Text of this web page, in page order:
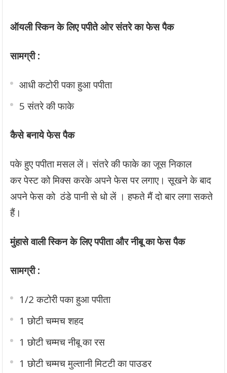
ऑयली स्किन के लिएपपीतेओर संतरे का फेस पैक
सामग्री :
आधी कटोरी पका हुआ पपीता
5 संतरे की फाके
कैसे बनाये फेस पैक
पके हुए पपीता मसल लें। संतरे की फाके का जूस निकाल
कर पेस्ट को मिक्स करके अपने फेस पर लगाए। सूखने के बाद
अपने फेस को ठंडे पानी से धो लें । हफते मैं दो बार लगा सकते
हैं।
मुंहासे वाली स्किन के लिए पपीता और नीबू का फेस पैक
सामग्री :
1/2 कटोरी पका हुआ पपीता
1 छोटी चम्मच शहद
1 छोटी चम्मच नीबू का रस
1 छोटी चम्मच मुल्तानी मिटटी का पाउडर